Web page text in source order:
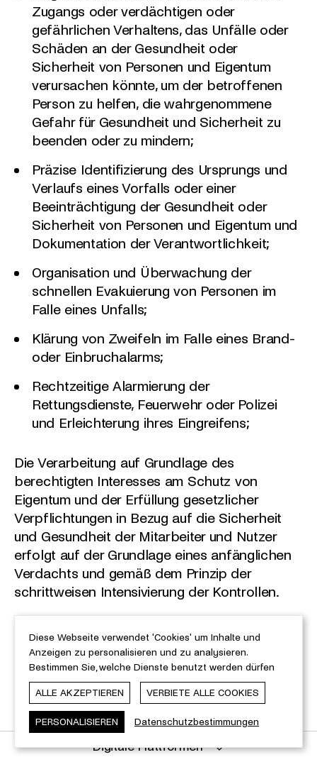
Zugangs oder verdächtigen oder
gefährlichen Verhaltens, das Unfälle oder
Schäden an der Gesundheit oder
Sicherheit von Personen und Eigentum
verursachen könnte, um der betroffenen
Person zu helfen, die wahrgenommene
Gefahr für Gesundheit und Sicherheit zu
beenden oder zu mindern;
Präzise Identifizierung des Ursprungs und
Verlaufs eines Vorfalls oder einer
Beeinträchtigung der Gesundheit oder
Sicherheit von Personen und Eigentum und
Dokumentation der Verantwortlichkeit;
Organisation und Überwachung der
schnellen Evakuierung von Personen im
Falle eines Unfalls;
Klärung von Zweifeln im Falle eines Brand-
oder Einbruchalarms;
Rechtzeitige Alarmierung der
Rettungsdienste, Feuerwehr oder Polizei
und Erleichterung ihres Eingreifens;
Die Verarbeitung auf Grundlage des
berechtigten Interesses am Schutz von
Eigentum und der Erfüllung gesetzlicher
Verpflichtungen in Bezug auf die Sicherheit
und Gesundheit der Mitarbeiter und Nutzer
erfolgt auf der Grundlage eines anfänglichen
Verdachts und gemäß dem Prinzip der
schrittweisen Intensivierung der Kontrollen.
6. Überwachung
Die Videoüberwachung wird innerhalb der
Räumlichkeiten und außerhalb der MNAHA-
Standorte durchgeführt.
Überwachung der Innenräume und der
Digitale Plattformen
Diese Webseite verwendet 'Cookies' um Inhalte und
Anzeigen zu personalisieren und zu analysieren.
Bestimmen Sie, welche Dienste benutzt werden dürfen
ALLE AKZEPTIEREN VERBIETE ALLE COOKIES
PERSONALISIEREN Datenschutzbestimmungen